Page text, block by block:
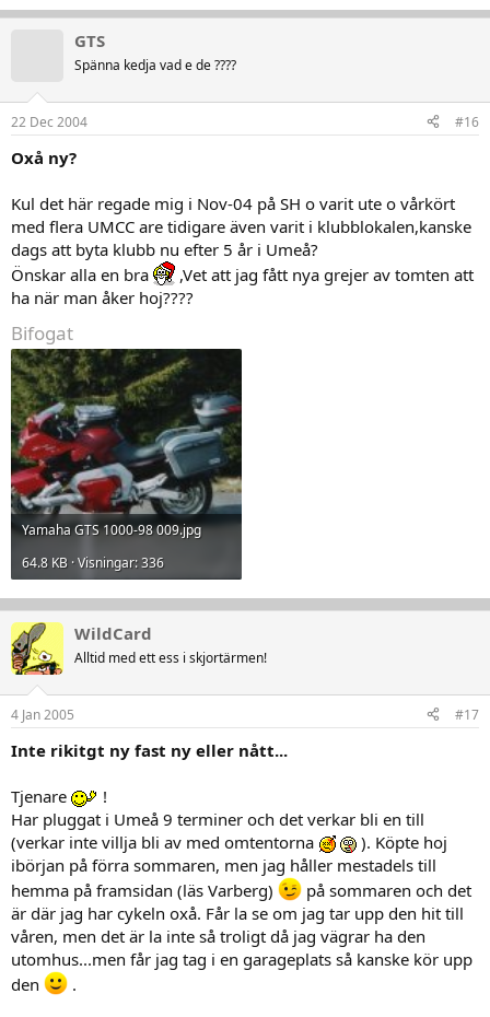
GTS
Spänna kedja vad e de ????
22 Dec 2004 #16
Oxå ny?
Kul det här regade mig i Nov-04 på SH o varit ute o vårkört
med flera UMCC are tidigare även varit i klubblokalen,kanske
dags att byta klubb nu efter 5 år i Umeå?
Önskar alla en bra
,Vet att jag fått nya grejer av tomten att
ha när man åker hoj????
Bifogat
Yamaha GTS 1000-98 009.jpg
64.8 KB · Visningar: 336
WildCard
Alltid med ett ess i skjortärmen!
4 Jan 2005 #17
Inte rikitgt ny fast ny eller nått...
Tjenare
!
Har pluggat i Umeå 9 terminer och det verkar bli en till
(verkar inte villja bli av med omtentorna
). Köpte hoj
ibörjan på förra sommaren, men jag håller mestadels till
hemma på framsidan (läs Varberg)
på sommaren och det
är där jag har cykeln oxå. Får la se om jag tar upp den hit till
våren, men det är la inte så troligt då jag vägrar ha den
utomhus...men får jag tag i en garageplats så kanske kör upp
den
.